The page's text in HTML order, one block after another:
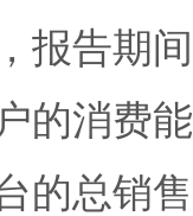
报告期
的消费
的总销